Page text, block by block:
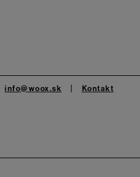
info@woox.sk Kontakt